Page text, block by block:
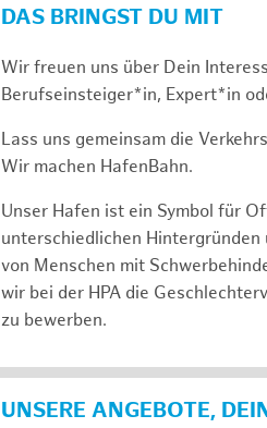
DAS BRINGST DU MIT
Wir freuen uns über Dein
Berufseinsteiger*in, Expert*in
Lass uns gemeinsam die
Wir machen HafenBahn.
Unser Hafen ist ein Symbol für
unterschiedlichen Hintergründen
von Menschen mit
wir bei der HPA die
zu bewerben.
UNSERE ANGEBOTE,